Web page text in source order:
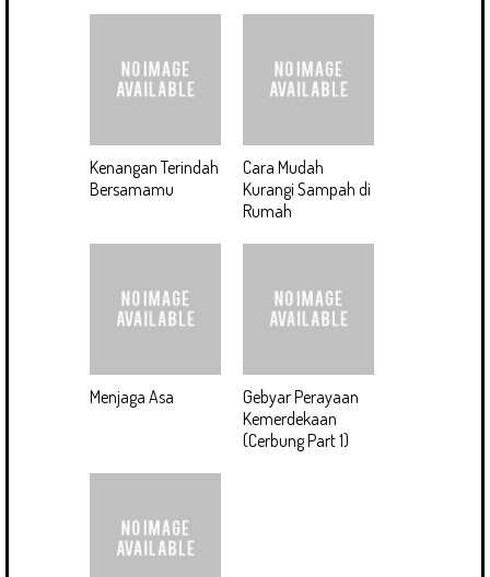
Kenangan Terindah
Bersamamu
Cara Mudah
Kurangi Sampah di
Rumah
Menjaga Asa
Gebyar Perayaan
Kemerdekaan
(Cerbung Part 1)